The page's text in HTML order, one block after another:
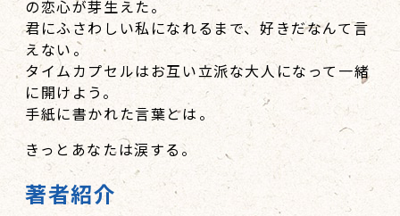
の恋心が芽生えた。
君にふさわしい私になれるまで、好きだなんて言
えない――。
タイムカプセルはお互い立派な大人になって一緒
に開けよう。
手紙に書かれた言葉とは――。
きっとあなたは涙する。
著者紹介